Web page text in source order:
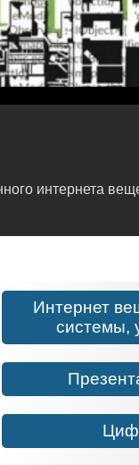
интернета
Интернет
системы,